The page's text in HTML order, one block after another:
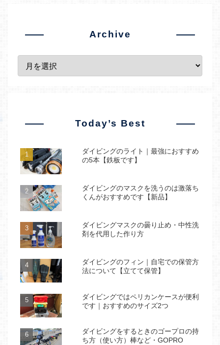
Archive
Today’s Best
ダイビングのライト｜最強におすすめ
の5本【鉄板です】
ダイビングのマスクを洗うのは激落ち
くんがおすすめです【新品】
ダイビングマスクの曇り止め・中性洗
剤を代用した作り方
ダイビングのフィン｜自宅での保管方
法について【立てて保管】
ダイビングではペリカンケースが便利
です｜おすすめのサイズ2つ
ダイビングをするときのゴープロの持
ち方（使い方）棒など・GOPRO